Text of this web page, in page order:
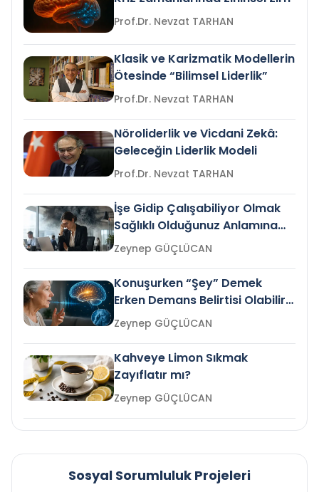
Prof.Dr. Nevzat TARHAN
Klasik ve Karizmatik Modellerin
Ötesinde “Bilimsel Liderlik”
Prof.Dr. Nevzat TARHAN
Nöroliderlik ve Vicdani Zekâ:
Geleceğin Liderlik Modeli
Prof.Dr. Nevzat TARHAN
İşe Gidip Çalışabiliyor Olmak
Sağlıklı Olduğunuz Anlamına
Gelir mi?Zeynep GÜÇLÜCAN
Konuşurken “Şey” Demek
Erken Demans Belirtisi Olabilir
mi?
Zeynep GÜÇLÜCAN
Kahveye Limon Sıkmak
Zayıflatır mı?
Zeynep GÜÇLÜCAN
Sosyal Sorumluluk Projeleri